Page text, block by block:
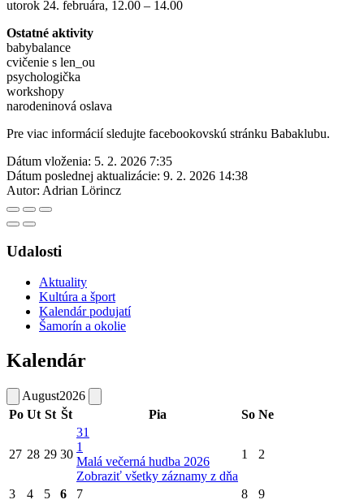
utorok 24. februára, 12.00 – 14.00
Ostatné aktivity
babybalance
cvičenie s len_ou
psychologička
workshopy
narodeninová oslava
Pre viac informácií sledujte facebookovskú stránku Babaklubu.
Dátum vloženia: 5. 2. 2026 7:35
Dátum poslednej aktualizácie: 9. 2. 2026 14:38
Autor: Adrian Lörincz
Udalosti
Aktuality
Kultúra a šport
Kalendár podujatí
Šamorín a okolie
Kalendár
August2026
Po Ut St Št Pia So Ne
27 28 29 30
31
1
Malá večerná hudba 2026
Zobraziť všetky záznamy z dňa
1 2
3 4 5 6 7 8 9